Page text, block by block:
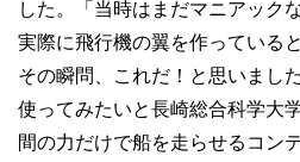
した。「当時はまだマニアック
実際に飛行機の翼を作っている
その瞬問、これだ！と思いまし
使ってみたいと長崎総合科学大
間の力だけで船を走らせるコン